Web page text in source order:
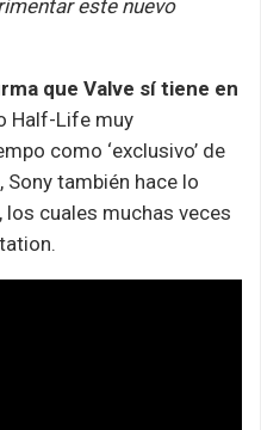
este nuevo
que Valve sí tiene en
Half-Life muy
como ‘exclusivo’ de
Sony también hace lo
cuales muchas veces